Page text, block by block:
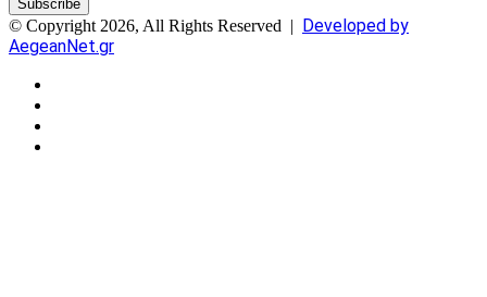
Email
address
© Copyright 2026, All Rights Reserved | Developed by
AegeanNet.gr